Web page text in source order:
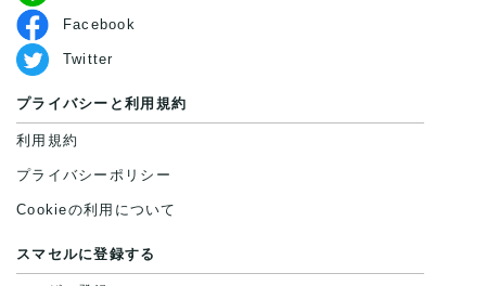
Facebook
Twitter
プライバシーと利用規約
利用規約
プライバシーポリシー
Cookieの利用について
スマセルに登録する